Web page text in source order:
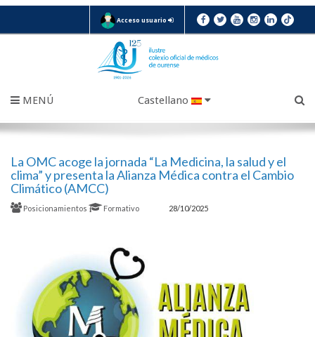
Acceso usuario
MENÚ Castellano
La OMC acoge la jornada “La Medicina, la salud y el
clima” y presenta la Alianza Médica contra el Cambio
Climático (AMCC)
Posicionamientos Formativo 28/10/2025